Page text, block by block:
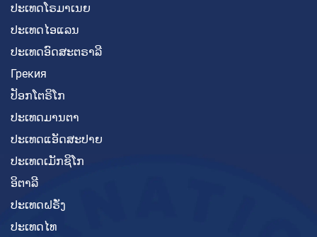
ປະເທດໂຣມາເນຍ
ປະເທດໄອແລນ
ປະເທດອົດສະຕຣາລີ
Грекия
ປັອກໂຕຣິໂກ
ປະເທດມານຕາ
ປະເທດແອັດສະປາຍ
ປະເທດເມັກຊິໂກ
ອິຕາລີ
ປະເທດຝຣັ່ງ
ປະເທດໄທ